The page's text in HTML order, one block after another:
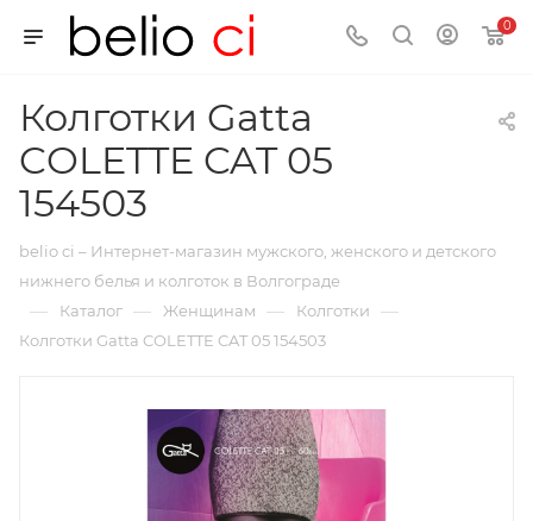
0
Колготки Gatta
COLETTE CAT 05
154503
belio ci – Интернет-магазин мужского, женского и детского
нижнего белья и колготок в Волгограде
— Каталог — Женщинам — Колготки —
Колготки Gatta COLETTE CAT 05 154503